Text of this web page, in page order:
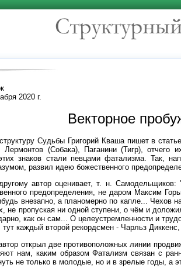
2020 г.
Векторное
Судьбы Григорий Кваша пишет в
Лермонтов (Собака), Паганини (Тигр), отчего
знаков стали певцами фатализма. Так,
развил идею божественного
автор оценивает, т. н.
предопределения, не даром Максим
внезапно, а планомерно по капле... Чехов
не пропуская ни одной ступени, о чём и
как он сам... О целеустремленности и
каждый второй рекордсмен - Чарльз
открыл две противоположных линии
нам, каким образом Фатализм связан с
не только в молодые, но и в зрелые годы, а